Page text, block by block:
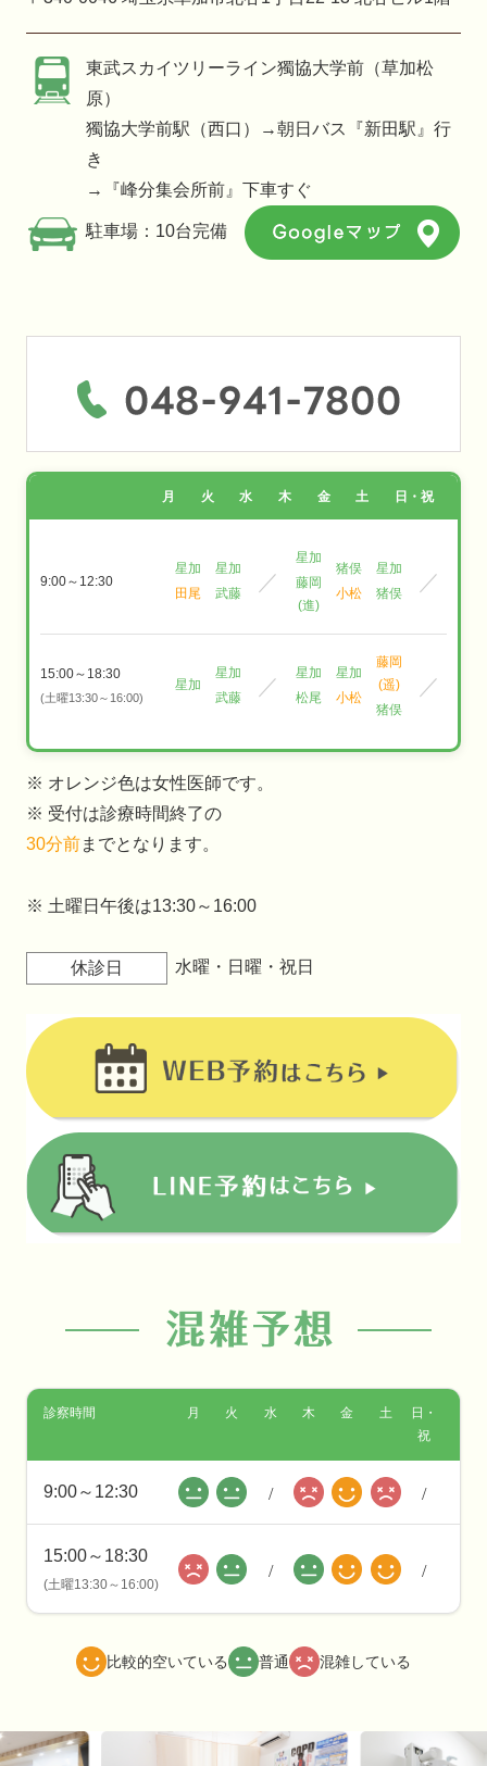
東武スカイツリーライン獨協大学前（草加松
原）
獨協大学前駅（西口）→朝日バス『新田駅』行
き
→『峰分集会所前』下車すぐ
駐車場：10台完備
月 火 水 木 金 土 日・祝
9:00～12:30
星加
田尾
星加
武藤
／
星加
藤岡
(進)
猪俣
小松
星加
猪俣
／
15:00～18:30
(土曜13:30～16:00)
星加
星加
武藤
／
星加
松尾
星加
小松
藤岡
(遥)
猪俣
／
※ オレンジ色は女性医師です。
※ 受付は診療時間終了の
30分前までとなります。
※ 土曜日午後は13:30～16:00
休診日 水曜・日曜・祝日
診察時間 月 火 水 木 金 土
日・
祝
9:00～12:30 / /
15:00～18:30
(土曜13:30～16:00)
/ /
比較的空いている 普通 混雑している